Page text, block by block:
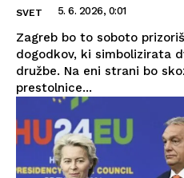
SVET 5. 6. 2026, 0:01
Zagreb bo to soboto
dogodkov, ki simbolizirata
družbe. Na eni strani bo
prestolnice...